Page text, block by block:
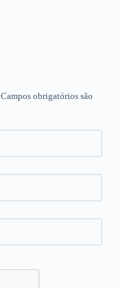
Campos obrigatórios são